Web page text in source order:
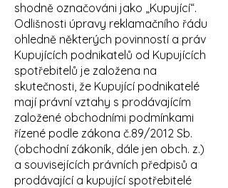
shodně označováni jako „Kupující“.
Odlišnosti úpravy reklamačního řádu
ohledně některých povinností a práv
Kupujících podnikatelů od Kupujících
spotřebitelů je založena na
skutečnosti, že Kupující podnikatelé
mají právní vztahy s prodávajícím
založené obchodními podmínkami
řízené podle zákona č.89/2012 Sb.
(obchodní zákoník, dále jen obch. z.)
a souvisejících právních předpisů a
prodávající a kupující spotřebitelé